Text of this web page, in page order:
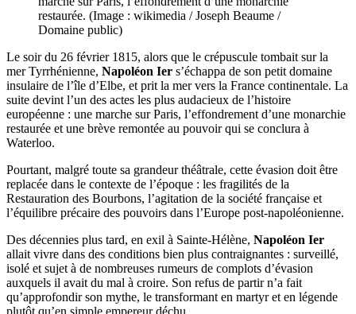
restaurée. (Image : wikimedia / Joseph Beaume /
Domaine public)
Le soir du 26 février 1815, alors que le crépuscule tombait sur la
mer Tyrrhénienne, Napoléon Ier s’échappa de son petit domaine
insulaire de l’île d’Elbe, et prit la mer vers la France continentale. La
suite devint l’un des actes les plus audacieux de l’histoire
européenne : une marche sur Paris, l’effondrement d’une monarchie
restaurée et une brève remontée au pouvoir qui se conclura à
Waterloo.
Pourtant, malgré toute sa grandeur théâtrale, cette évasion doit être
replacée dans le contexte de l’époque : les fragilités de la
Restauration des Bourbons, l’agitation de la société française et
l’équilibre précaire des pouvoirs dans l’Europe post-napoléonienne.
Des décennies plus tard, en exil à Sainte-Hélène, Napoléon Ier
allait vivre dans des conditions bien plus contraignantes : surveillé,
isolé et sujet à de nombreuses rumeurs de complots d’évasion
auxquels il avait du mal à croire. Son refus de partir n’a fait
qu’approfondir son mythe, le transformant en martyr et en légende
plutôt qu’en simple empereur déchu.